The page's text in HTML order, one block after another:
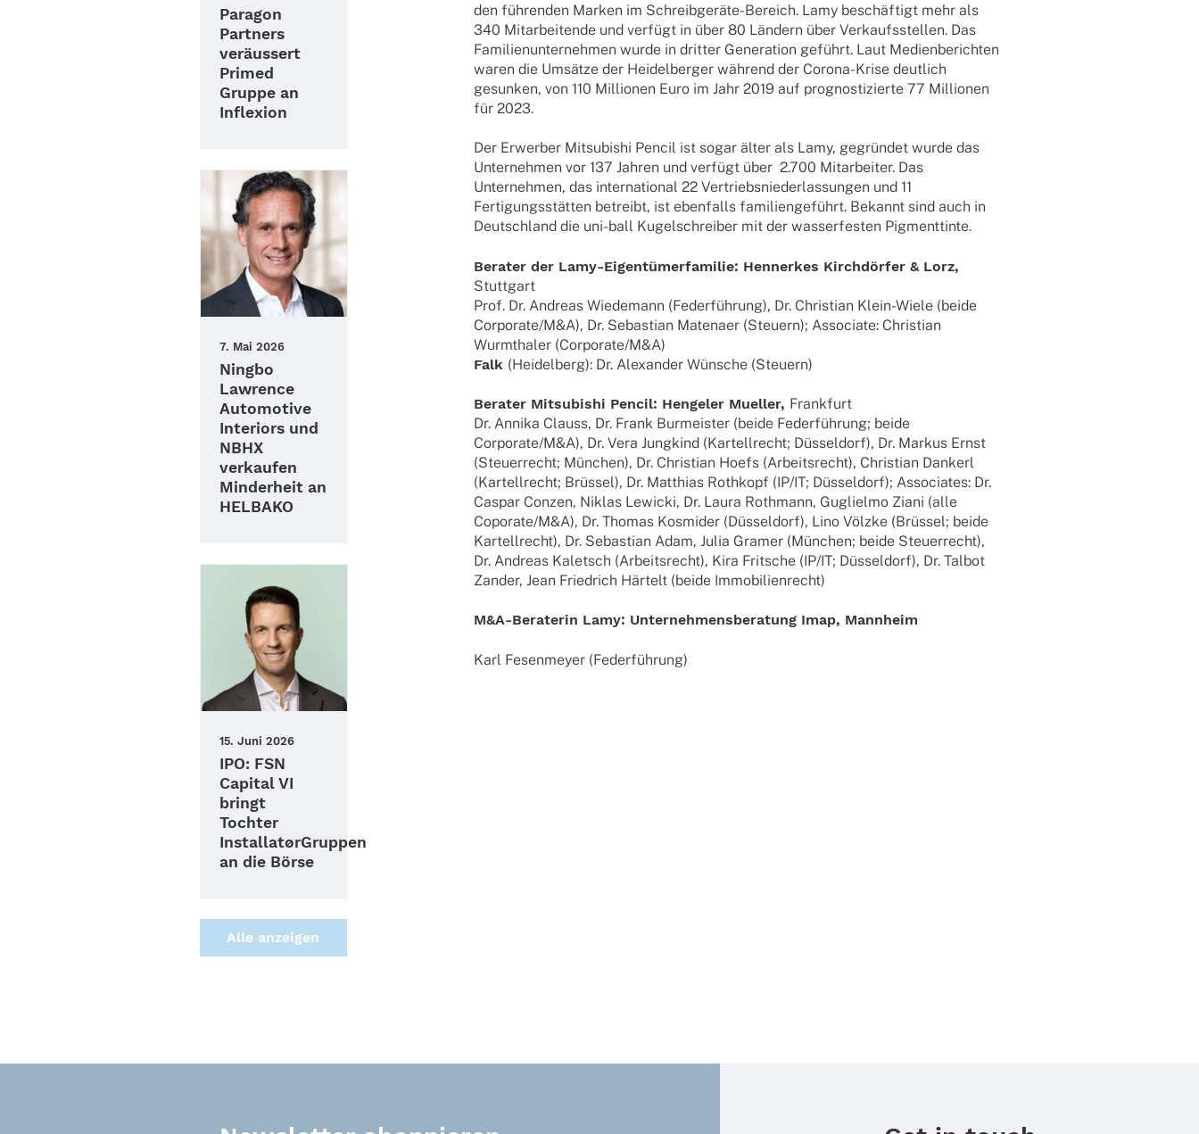
Paragon
Partners
veräussert
Primed
Gruppe an
Inflexion
7. Mai 2026
Ningbo
Lawrence
Automotive
Interiors und
NBHX
verkaufen
Minderheit an
HELBAKO
15. Juni 2026
IPO: FSN
Capital VI
bringt
Tochter
InstallatørGruppen
an die Börse
Alle anzei­gen
den führen­den Marken im Schrei­b­­ge­räte-Bereich. Lamy beschäf­tigt mehr als
340 Mitar­bei­tende und verfügt in über 80 Ländern über Verkaufs­stel­len. Das
Fami­li­en­un­ter­neh­men wurde in drit­ter Gene­ra­tion geführt. Laut Medi­en­be­rich­ten
waren die Umsätze der Heidel­ber­ger während der Corona-Krise deut­lich
gesun­ken, von 110 Millio­nen Euro im Jahr 2019 auf prognos­ti­zierte 77 Millio­nen
für 2023.
Der Erwer­ber Mitsu­bi­shi Pencil ist sogar älter als Lamy, gegrün­det wurde das
Unter­neh­men vor 137 Jahren und verfügt über 2.700 Mitar­bei­ter. Das
Unter­neh­men, das inter­na­tio­nal 22 Vertriebs­nie­der­las­sun­gen und 11
Ferti­gungs­stät­ten betreibt, ist eben­falls fami­li­en­ge­führt. Bekannt sind auch in
Deutsch­land die uni-ball Kugel­schrei­ber mit der wasser­fes­ten Pigmenttinte.
Bera­ter der Lamy-Eigen­­tü­­mer­­fa­­mi­­lie: Henner­kes Kirch­dör­fer & Lorz,
Stutt­gart
Prof. Dr. Andreas Wiedemann (Feder­füh­rung), Dr. Chris­tian Klein-Wiele (beide
Corporate/M&A), Dr. Sebas­tian Maten­aer (Steu­ern); Asso­ciate: Chris­tian
Wurm­tha­ler (Corporate/M&A)
Falk (Heidel­berg): Dr. Alex­an­der Wünsche (Steu­ern)
Bera­ter Mitsu­bi­shi Pencil: Henge­ler Muel­ler, Frank­furt
Dr. Annika Clauss, Dr. Frank Burmeis­ter (beide Feder­füh­rung; beide
Corporate/M&A), Dr. Vera Jung­kind (Kartell­recht; Düssel­dorf), Dr. Markus Ernst
(Steu­er­recht; München), Dr. Chris­tian Hoefs (Arbeits­recht), Chris­tian Dankerl
(Kartell­recht; Brüs­sel), Dr. Matthias Roth­kopf (IP/IT; Düssel­dorf); Asso­cia­tes: Dr.
Caspar Conzen, Niklas Lewi­cki, Dr. Laura Roth­mann, Guglielmo Ziani (alle
Coporate/M&A), Dr. Thomas Kosmi­der (Düssel­dorf), Lino Völzke (Brüs­sel; beide
Kartell­recht), Dr. Sebas­tian Adam, Julia Gramer (München; beide Steu­er­recht),
Dr. Andreas Kaletsch (Arbeits­recht), Kira Frit­sche (IP/IT; Düssel­dorf), Dr. Talbot
Zander, Jean Fried­rich Härtelt (beide Immobilienrecht)
M&A‑Beraterin Lamy: Unter­neh­mens­be­ra­tung Imap, Mannheim
Karl Fesen­meyer (Feder­füh­rung)